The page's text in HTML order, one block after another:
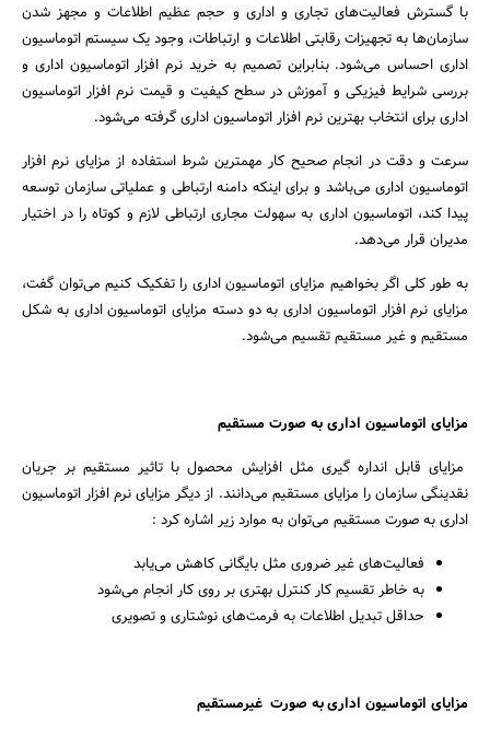
جستجو
با گسترش فعالیت‌های تجاری و اداری و حجم عظیم اطلاعات و مجهز شدن
سازمان‌ها به تجهیزات رقابتی اطلاعات و ارتباطات، وجود یک سیستم اتوماسیون
اداری احساس می‌شود. بنابراین تصمیم به خرید نرم افزار اتوماسیون اداری و
بررسی شرایط فیزیکی و آموزش در سطح کیفیت و قیمت نرم افزار اتوماسیون
اداری برای انتخاب بهترین نرم افزار اتوماسیون اداری گرفته می‌شود.
سرعت و دقت در انجام صحیح کار مهمترین شرط استفاده از مزایای نرم افزار
اتوماسیون اداری می‌باشد و برای اینکه دامنه ارتباطی و عملیاتی سازمان توسعه
پیدا کند، اتوماسیون اداری به سهولت مجاری ارتباطی لازم و کوتاه را در اختیار
مدیران قرار می‌دهد.
به طور کلی اگر بخواهیم مزایای اتوماسیون اداری را تفکیک کنیم می‌توان گفت،
مزایای نرم افزار اتوماسیون اداری به دو دسته مزایای اتوماسیون اداری به شکل
مستقیم و غیر مستقیم تقسیم می‌شود.
مزایای اتوماسیون اداری به صورت مستقیم
مزایای قابل انداره گیری مثل افزایش محصول با تاثیر مستقیم بر جریان
نقدینگی سازمان را مزایای مستقیم می‌دانند. از دیگر مزایای نرم افزار اتوماسیون
اداری به صورت مستقیم می‌توان به موارد زیر اشاره کرد :
فعالیت‌های غیر ضروری مثل بایگانی کاهش می‌یابد
به خاطر تقسیم کار کنترل بهتری بر روی کار انجام می‌شود
حداقل تبدیل اطلاعات به فرمت‌های نوشتاری و تصویری
مزایای اتوماسیون اداری به صورت غیرمستقیم